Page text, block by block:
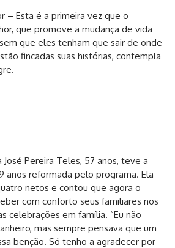
– Esta é a primeira vez que o
que promove a mudança de vida
que eles tenham que sair de onde
fincadas suas histórias, contempla
José Pereira Teles, 57 anos, teve a
anos reformada pelo programa. Ela
netos e contou que agora o
com conforto seus familiares nos
celebrações em família. “Eu não
mas sempre pensava que um
benção. Só tenho a agradecer por